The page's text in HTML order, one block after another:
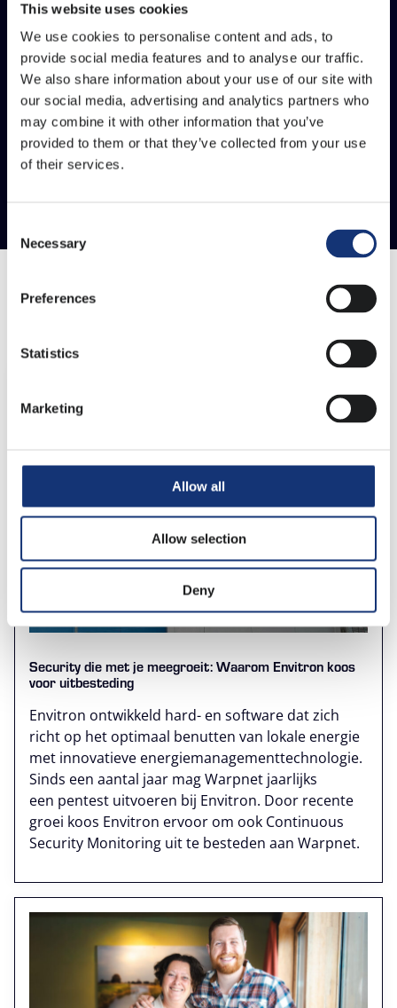
This website uses cookies
We use cookies to personalise content and ads, to
provide social media features and to analyse our traffic.
We also share information about your use of our site with
our social media, advertising and analytics partners who
may combine it with other information that you’ve
provided to them or that they’ve collected from your use
of their services.
Selection
Necessary
Preferences
Statistics
Marketing
Allow all
Allow selection
Deny
ALL BLOG
Security die met je meegroeit: Waarom Envitron koos
voor uitbesteding
Envitron ontwikkeld hard- en software dat zich
richt op het optimaal benutten van lokale energie
met innovatieve energiemanagementtechnologie.
Sinds een aantal jaar mag Warpnet jaarlijks
een pentest uitvoeren bij Envitron. Door recente
groei koos Envitron ervoor om ook Continuous
Security Monitoring uit te besteden aan Warpnet.